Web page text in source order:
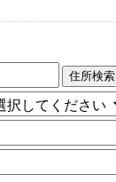
住所検索